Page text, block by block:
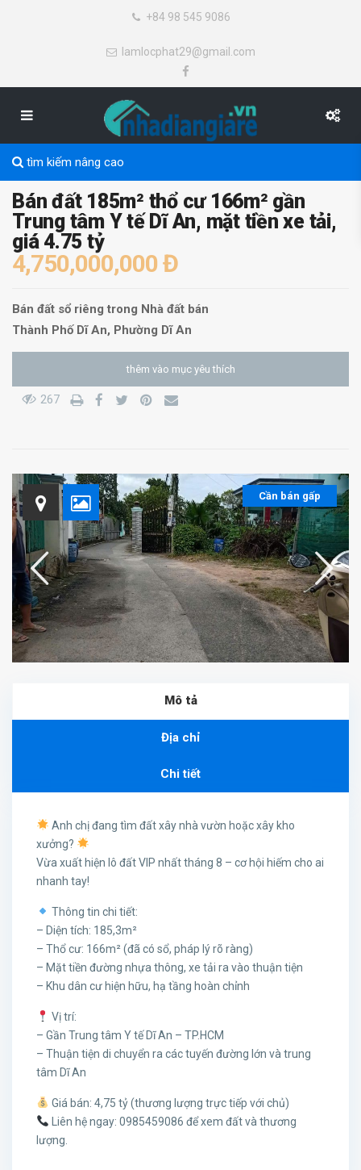
+84 98 545 9086
lamlocphat29@gmail.com
tìm kiếm nâng cao
Bán đất 185m² thổ cư 166m² gần
Trung tâm Y tế Dĩ An, mặt tiền xe tải,
giá 4.75 tỷ
4,750,000,000 Đ
Bán đất sổ riêng trong Nhà đất bán
Thành Phố Dĩ An, Phường Dĩ An
thêm vào mục yêu thích
267
Cần bán gấp
Mô tả
Địa chỉ
Chi tiết
Anh chị đang tìm đất xây nhà vườn hoặc xây kho
xưởng?
Vừa xuất hiện lô đất VIP nhất tháng 8 – cơ hội hiếm cho ai
nhanh tay!
Thông tin chi tiết:
– Diện tích: 185,3m²
– Thổ cư: 166m² (đã có sổ, pháp lý rõ ràng)
– Mặt tiền đường nhựa thông, xe tải ra vào thuận tiện
– Khu dân cư hiện hữu, hạ tầng hoàn chỉnh
Vị trí:
– Gần Trung tâm Y tế Dĩ An – TP.HCM
– Thuận tiện di chuyển ra các tuyến đường lớn và trung
tâm Dĩ An
Giá bán: 4,75 tỷ (thương lượng trực tiếp với chủ)
Liên hệ ngay: 0985459086 để xem đất và thương
lượng.